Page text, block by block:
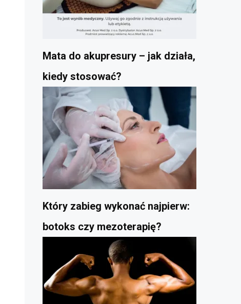
Mata do akupresury – jak działa,
kiedy stosować?
Który zabieg wykonać najpierw:
botoks czy mezoterapię?